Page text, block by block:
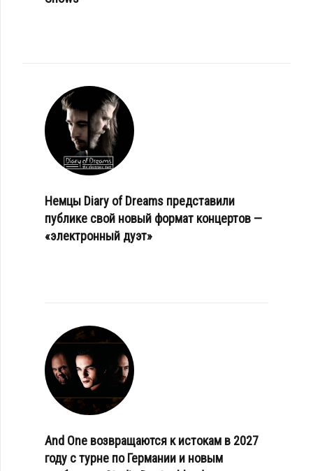
Немцы Diary of Dreams представили
публике свой новый формат концертов —
«электронный дуэт»
And One возвращаются к истокам в 2027
году с турне по Германии и новым